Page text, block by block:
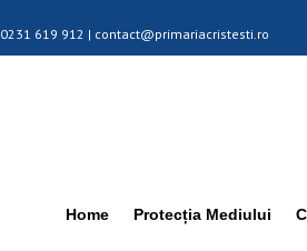
0231 619 912 | contact@primariacristesti.ro
Home Protecția Mediului